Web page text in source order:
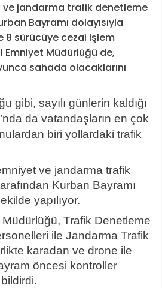
ve jandarma trafik denetleme
Bayramı dolayısıyla
8 sürücüye cezai işlem
Emniyet Müdürlüğü de,
sahada olacaklarını
gibi, sayılı günlerin kaldığı
da vatandaşların en çok
biri yollardaki trafik
ve jandarma trafik
Kurban Bayramı
yapılıyor.
Müdürlüğü, Trafik Denetleme
ile Jandarma Trafik
karadan ve drone ile
öncesi kontroller